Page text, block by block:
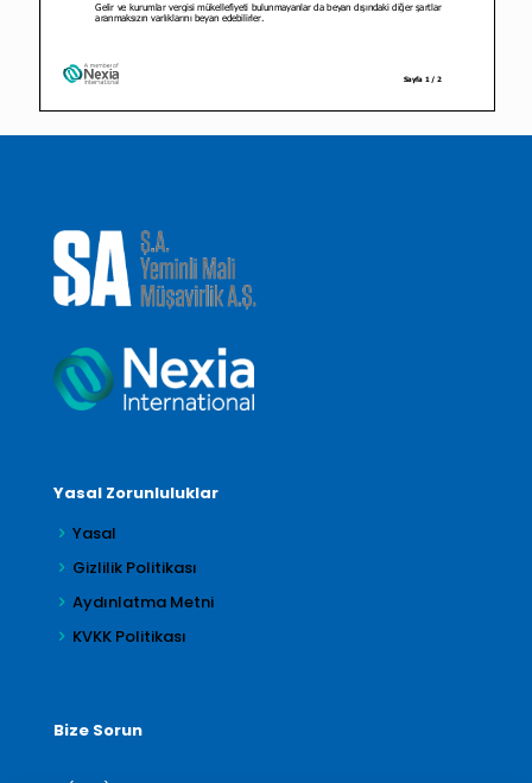
Yasal Zorunluluklar
Yasal
Gizlilik Politikası
Aydınlatma Metni
KVKK Politikası
Bize Sorun